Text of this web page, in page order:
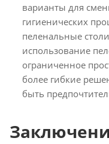
варианты для
гигиенических
пеленальные
использование
ограниченное
более гибкие
быть